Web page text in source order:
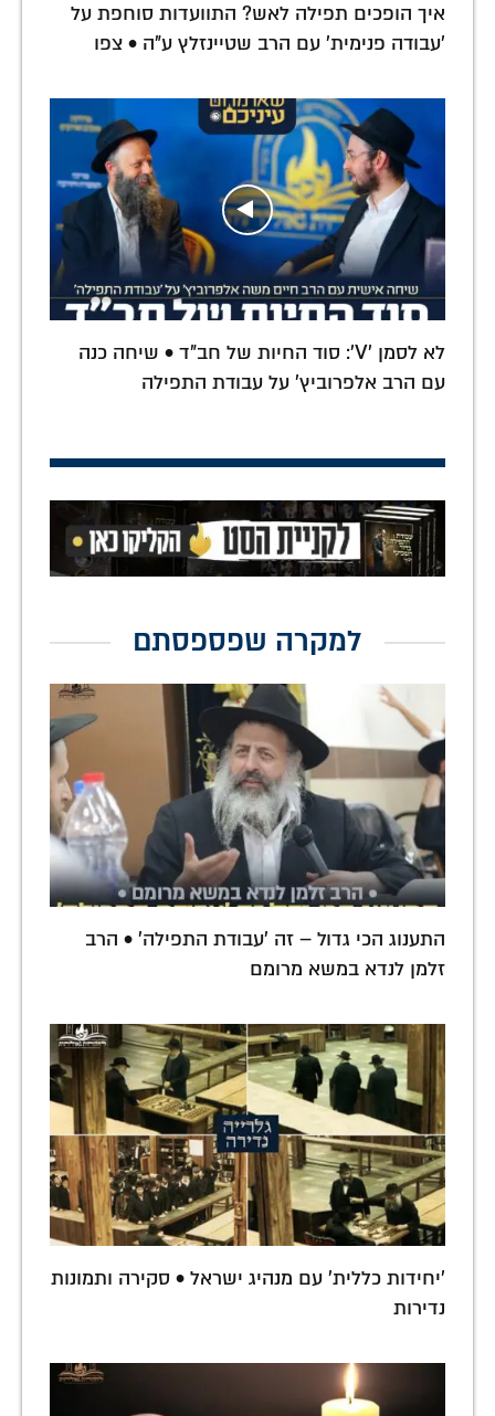
איך הופכים תפילה לאש? התוועדות סוחפת על
'עבודה פנימית' עם הרב שטיינזלץ ע"ה • צפו
לא לסמן 'V': סוד החיות של חב"ד • שיחה כנה
עם הרב אלפרוביץ' על עבודת התפילה
למקרה שפספסתם
התענוג הכי גדול – זה 'עבודת התפילה' • הרב
זלמן לנדא במשא מרומם
'יחידות כללית' עם מנהיג ישראל • סקירה ותמונות
נדירות